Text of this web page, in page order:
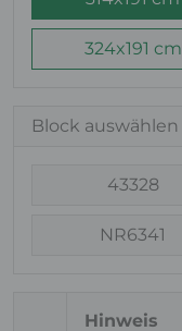
324x191 cm
Block auswählen
43328
NR6341